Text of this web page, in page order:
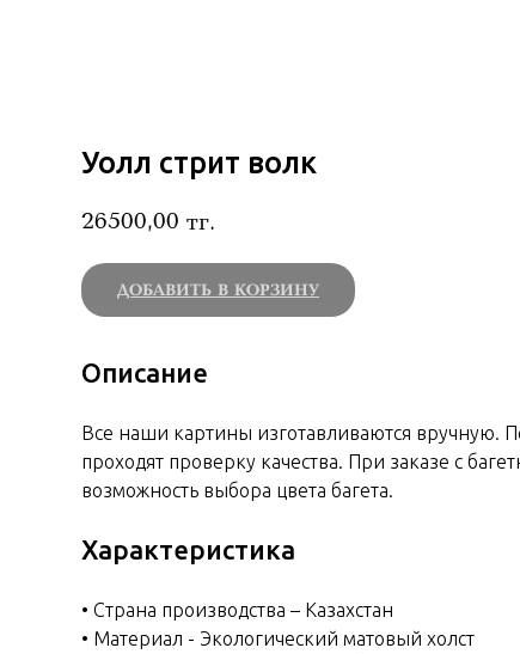
Уолл стрит волк
26500,00 тг.
ДОБАВИТЬ В КОРЗИНУ
Описание
Все наши картины изготавливаются вручную.
проходят проверку качества. При заказе с
возможность выбора цвета багета.
Характеристика
• Страна производства – Казахстан
• Материал - Экологический матовый холст